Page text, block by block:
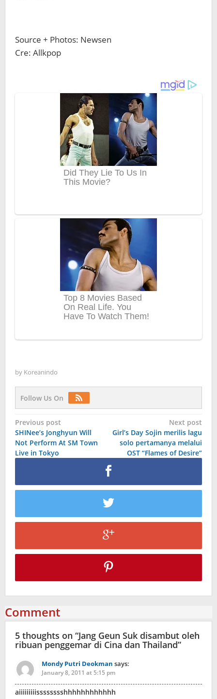
Source + Photos: Newsen
Cre: Allkpop
by Koreanindo
Follow Us On
Post
navigation
Previous post
SHINee’s Jonghyun Will
Not Perform At SM Town
Live in Tokyo
Next post
Girl’s Day Sojin merilis lagu
solo pertamanya melalui
OST “Flames of Desire”
Comment
5 thoughts on “Jang Geun Suk disambut oleh
ribuan penggemar di Cina dan Thailand”
Mondy Putri Deokman says:
January 8, 2011 at 5:15 pm
aiiiiiiiiisssssssshhhhhhhhhhhh